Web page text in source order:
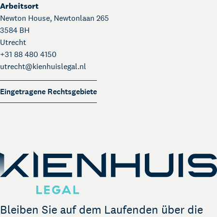
Legal Business mit Deutschland
The Gallery
Rechtliche Unterstützung für Start-ups
Kienhuis Legal Foundation
Arbeitsort
Newton House, Newtonlaan 265
3584 BH
Utrecht
+31 88 480 4150
utrecht@kienhuislegal.nl
Eingetragene Rechtsgebiete
Bleiben Sie auf dem Laufenden über die